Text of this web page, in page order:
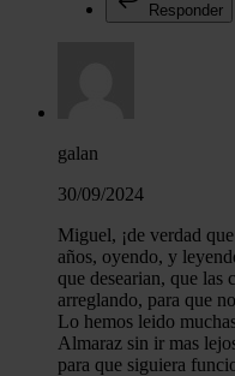
Responder
galan
30/09/2024
Miguel, ¡de verdad
años, oyendo, y
que desearian, que las
arreglando, para que
Lo hemos leido
Almaraz sin ir mas
para que siguiera